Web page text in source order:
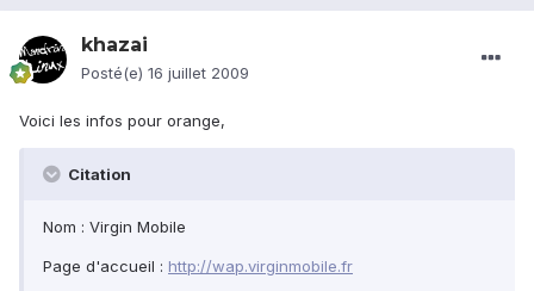
khazai
Posté(e) 16 juillet 2009
Voici les infos pour orange,
Citation
Nom : Virgin Mobile
Page d'accueil : http://wap.virginmobile.fr